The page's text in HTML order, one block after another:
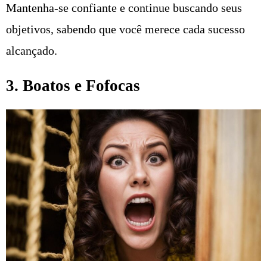
Mantenha-se confiante e continue buscando seus
objetivos, sabendo que você merece cada sucesso
alcançado.
3. Boatos e Fofocas